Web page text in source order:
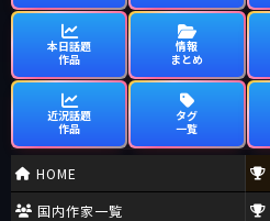
本日話題
作品
情報
まとめ
近況話題
作品
タグ
一覧
HOME
国内作家一覧